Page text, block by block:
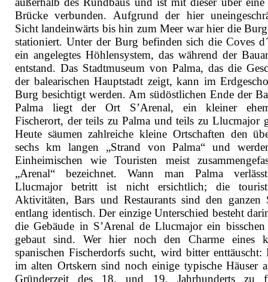
Brücke verbunden. Aufgrund der hier
Sicht landeinwärts bis hin zum Meer war hier die
stationiert. Unter der Burg befinden sich die Coves
ein angelegtes Höhlensystem, das während der
entstand. Das Stadtmuseum von Palma, das die
der balearischen Hauptstadt zeigt, kann im
Burg besichtigt werden. Am südöstlichen Ende der
Palma liegt der Ort S’Arenal, ein kleiner
Fischerort, der teils zu Palma und teils zu Llucmajor
Heute säumen zahlreiche kleine Ortschaften den
sechs km langen „Strand von Palma“ und
Einheimischen wie Touristen meist
„Arenal“ bezeichnet. Wann man Palma
Llucmajor betritt ist nicht ersichtlich; die
Aktivitäten, Bars und Restaurants sind den ganzen
entlang identisch. Der einzige Unterschied besteht
die Gebäude in S’Arenal de Llucmajor ein bisschen
gebaut sind. Wer hier noch den Charme eines
spanischen Fischerdorfs sucht, wird bitter enttäuscht:
im alten Ortskern sind noch einige typische Häuser
Gründerzeit des 18. und 19. Jahrhunderts zu